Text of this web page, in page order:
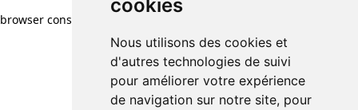
cookies
Nous utilisons des cookies et
d'autres technologies de suivi
pour améliorer votre expérience
de navigation sur notre site, pour
browser console for more information)